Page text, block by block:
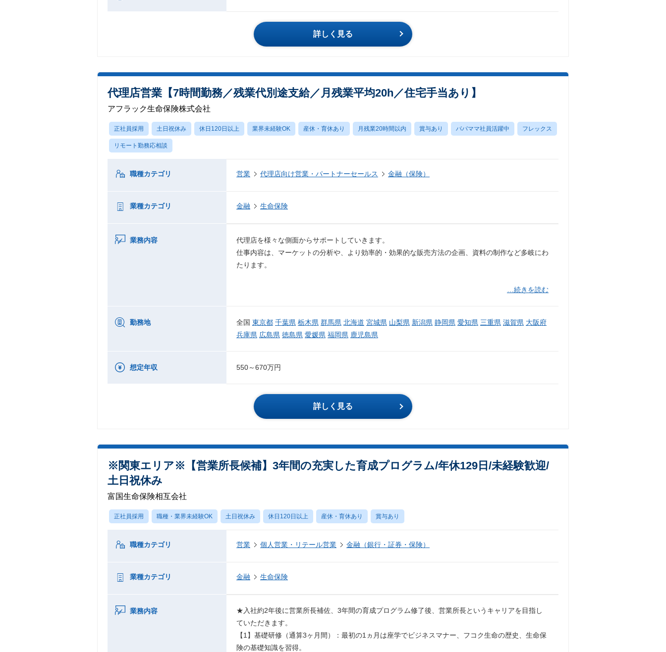
詳しく見る
代理店営業【7時間勤務／残業代別途支給／月残業平均20h／住宅手当あり】
アフラック生命保険株式会社
正社員採用 土日祝休み 休日120日以上 業界未経験OK 産休・育休あり 月残業20時間以内 賞与あり パパママ社員活躍中 フレックス
リモート勤務応相談
職種カテゴリ 営業 代理店向け営業・パートナーセールス 金融（保険）
業種カテゴリ 金融 生命保険
業務内容
代理店を様々な側面からサポートしていきます。
仕事内容は、マーケットの分析や、より効率的・効果的な販売方法の企画、資料の制作など多岐にわ
たります。
…続きを読む
勤務地 全国 東京都 千葉県 栃木県 群馬県 北海道 宮城県 山梨県 新潟県 静岡県 愛知県 三重県 滋賀県 大阪府
兵庫県 広島県 徳島県 愛媛県 福岡県 鹿児島県
想定年収 550～670万円
詳しく見る
※関東エリア※【営業所長候補】3年間の充実した育成プログラム/年休129日/未経験歓迎/
土日祝休み
富国生命保険相互会社
正社員採用 職種・業界未経験OK 土日祝休み 休日120日以上 産休・育休あり 賞与あり
職種カテゴリ 営業 個人営業・リテール営業 金融（銀行・証券・保険）
業種カテゴリ 金融 生命保険
業務内容
★入社約2年後に営業所長補佐、3年間の育成プログラム修了後、営業所長というキャリアを目指し
ていただきます。
【1】基礎研修（通算3ヶ月間）：最初の1ヵ月は座学でビジネスマナー、フコク生命の歴史、生命保
険の基礎知識を習得。